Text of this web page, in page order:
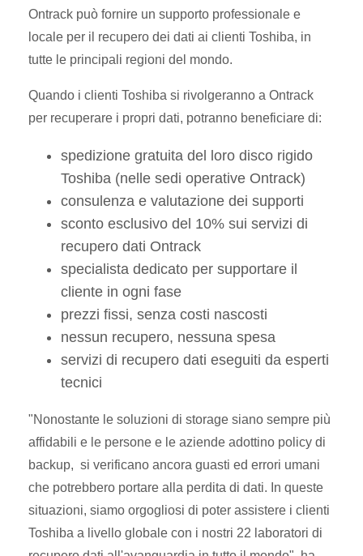
Ontrack può fornire un supporto professionale e
locale per il recupero dei dati ai clienti Toshiba, in
tutte le principali regioni del mondo.
Quando i clienti Toshiba si rivolgeranno a Ontrack
per recuperare i propri dati, potranno beneficiare di:
spedizione gratuita del loro disco rigido
Toshiba (nelle sedi operative Ontrack)
consulenza e valutazione dei supporti
sconto esclusivo del 10% sui servizi di
recupero dati Ontrack
specialista dedicato per supportare il
cliente in ogni fase
prezzi fissi, senza costi nascosti
nessun recupero, nessuna spesa
servizi di recupero dati eseguiti da esperti
tecnici
"Nonostante le soluzioni di storage siano sempre più
affidabili e le persone e le aziende adottino policy di
backup, si verificano ancora guasti ed errori umani
che potrebbero portare alla perdita di dati. In queste
situazioni, siamo orgogliosi di poter assistere i clienti
Toshiba a livello globale con i nostri 22 laboratori di